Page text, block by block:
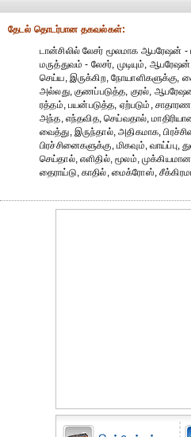
தேட‌ல் தொட‌ர்பான தகவ‌ல்க‌ள்:
டான்சிலில் லேசர் மூலமாக ஆபரேஷன் -
மருத்துவம் - லேசர், முடியும்,
செய்ய, இருக்கிற,
அல்லது, குணப்படுத்த, குரல்,
ரத்தம், பயன்படுத்த, ஏற்படும்,
அந்த, எந்தவித, செய்வதால்,
வைத்து, இருந்தால், அதிகமாக,
பிரச்சினைகளுக்கு, மிகவும், வாய்ப்பு,
செய்தால், எளிதில், மூலம்,
தைராய்டு, காதில், மைக்ரோஸ்,